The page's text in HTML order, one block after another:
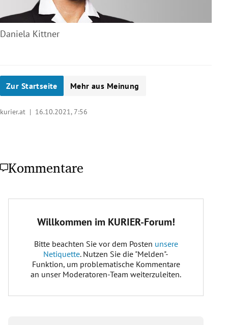
Daniela Kittner
Zur Startseite Mehr aus Meinung
kurier.at | 16.10.2021, 7:56
Kommentare